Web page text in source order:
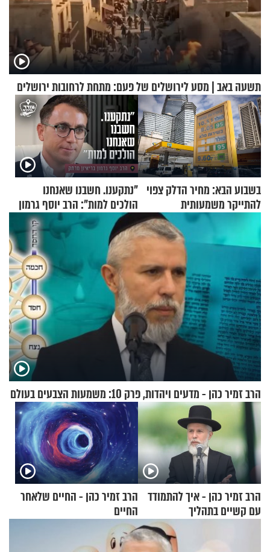
תשעה באב | מסע לירושלים של פעם: מתחת לרחובות ירושלים
בשבוע הבא: מחיר הדלק צפוי
להתייקר משמעותית
"נתקענו. חשבנו שאנחנו
הולכים למות": הרב יוסף גרמון
בריאיון מרתק
הרב זמיר כהן - מדעים ויהדות, פרק 10: משמעות הצבעים בעולם
הרב זמיר כהן - איך להתמודד
עם קשיים בתהליך
הרב זמיר כהן - החיים שלאחר
החיים